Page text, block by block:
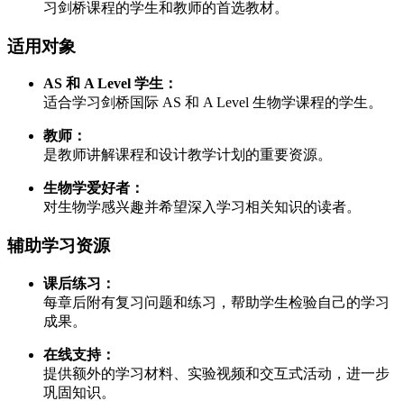
习剑桥课程的学生和教师的首选教材。
适用对象
AS 和 A Level 学生：
适合学习剑桥国际 AS 和 A Level 生物学课程的学生。
教师：
是教师讲解课程和设计教学计划的重要资源。
生物学爱好者：
对生物学感兴趣并希望深入学习相关知识的读者。
辅助学习资源
课后练习：
每章后附有复习问题和练习，帮助学生检验自己的学习
成果。
在线支持：
提供额外的学习材料、实验视频和交互式活动，进一步
巩固知识。